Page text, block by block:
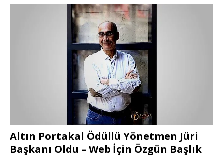
Altın Portakal Ödüllü Yönetmen Jüri
Başkanı Oldu – Web İçin Özgün Başlık